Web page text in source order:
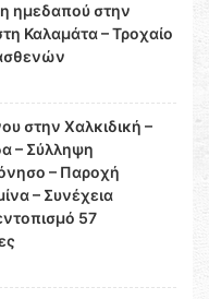
ημεδαπού στην
Καλαμάτα – Τροχαίο
στην Χαλκιδική –
– Σύλληψη
– Παροχή
– Συνέχεια
57